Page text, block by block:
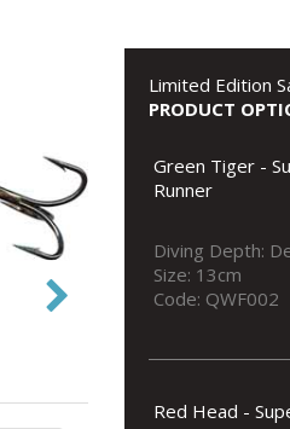
Limited Edition
PRODUCT
Green Tiger -
Runner
Diving Depth:
Size: 13cm
Code: QWF002
Red Head -